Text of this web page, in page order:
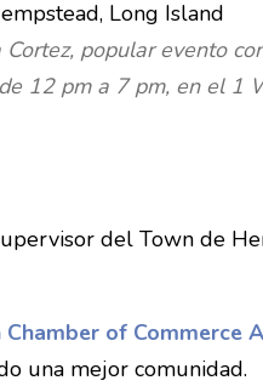
popular evento
12 pm a 7 pm, en el
del Town de
of Commerce
una mejor comunidad.